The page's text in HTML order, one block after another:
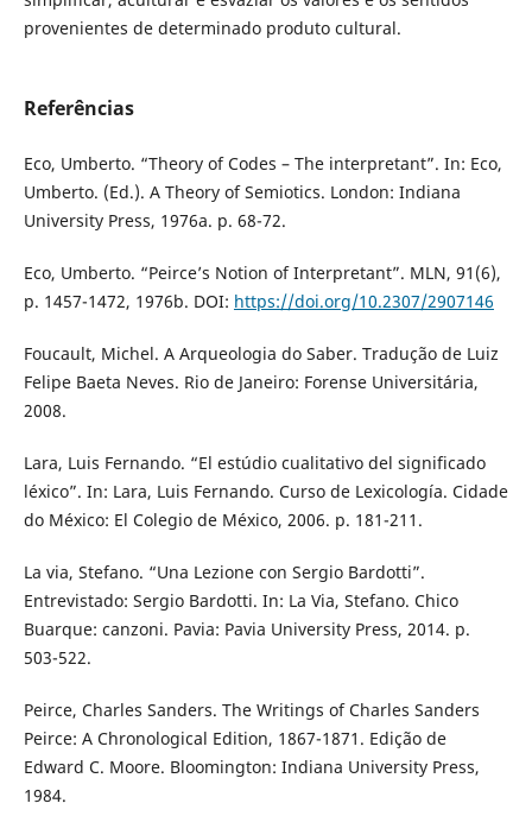
provenientes de determinado produto cultural.
Referências
Eco, Umberto. “Theory of Codes – The interpretant”. In: Eco,
Umberto. (Ed.). A Theory of Semiotics. London: Indiana
University Press, 1976a. p. 68-72.
Eco, Umberto. “Peirce’s Notion of Interpretant”. MLN, 91(6),
p. 1457-1472, 1976b. DOI: https://doi.org/10.2307/2907146
Foucault, Michel. A Arqueologia do Saber. Tradução de Luiz
Felipe Baeta Neves. Rio de Janeiro: Forense Universitária,
2008.
Lara, Luis Fernando. “El estúdio cualitativo del significado
léxico”. In: Lara, Luis Fernando. Curso de Lexicología. Cidade
do México: El Colegio de México, 2006. p. 181-211.
La via, Stefano. “Una Lezione con Sergio Bardotti”.
Entrevistado: Sergio Bardotti. In: La Via, Stefano. Chico
Buarque: canzoni. Pavia: Pavia University Press, 2014. p.
503-522.
Peirce, Charles Sanders. The Writings of Charles Sanders
Peirce: A Chronological Edition, 1867-1871. Edição de
Edward C. Moore. Bloomington: Indiana University Press,
1984.